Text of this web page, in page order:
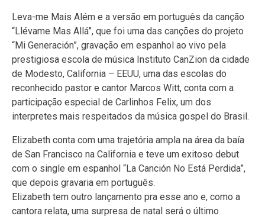
Leva-me Mais Além e a versão em português da canção
“Llévame Mas Allá”, que foi uma das canções do projeto
“Mi Generación”, gravação em espanhol ao vivo pela
prestigiosa escola de música Instituto CanZion da cidade
de Modesto, California – EEUU, uma das escolas do
reconhecido pastor e cantor Marcos Witt, conta com a
participação especial de Carlinhos Felix, um dos
interpretes mais respeitados da música gospel do Brasil.
Elizabeth conta com uma trajetória ampla na área da baía
de San Francisco na California e teve um exitoso debut
com o single em espanhol “La Canción No Está Perdida”,
que depois gravaria em português.
Elizabeth tem outro lançamento pra esse ano e, como a
cantora relata, uma surpresa de natal será o último